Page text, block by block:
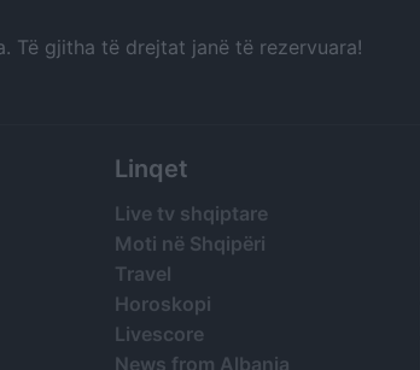
Të gjitha të drejtat janë të rezervuara!
Linqet
Live tv shqiptare
Moti në Shqipëri
Travel
Horoskopi
Livescore
News from Albania